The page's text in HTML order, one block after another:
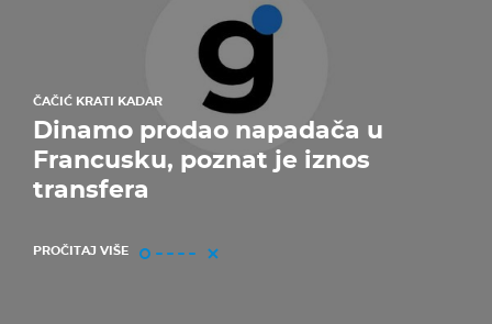
ČAČIĆ KRATI KADAR
Dinamo prodao napadača u
Francusku, poznat je iznos
transfera
PROČITAJ VIŠE